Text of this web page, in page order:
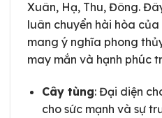
Xuân, Hạ, Thu, Đông.
luân chuyển hài hòa
mang ý nghĩa phong
may mắn và hạnh phúc
Cây tùng: Đại diện
cho sức mạnh và sự